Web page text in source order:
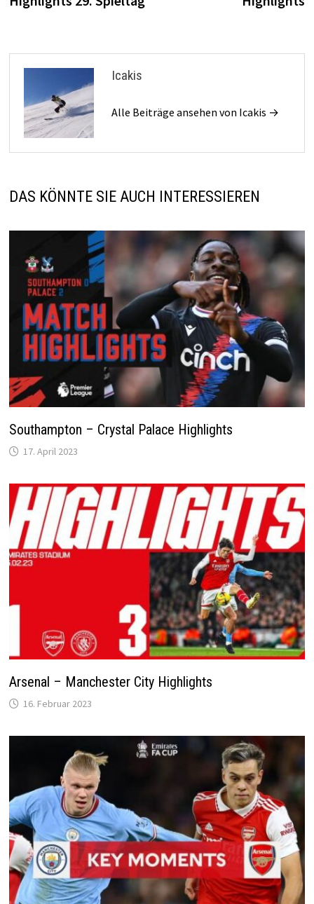
Icakis
Alle Beiträge ansehen von Icakis →
DAS KÖNNTE SIE AUCH INTERESSIEREN
Southampton – Crystal Palace Highlights
17. April 2023
Arsenal – Manchester City Highlights
16. Februar 2023